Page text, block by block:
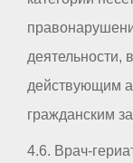
деятельности,
действующим
гражданским
4.6. Врач-